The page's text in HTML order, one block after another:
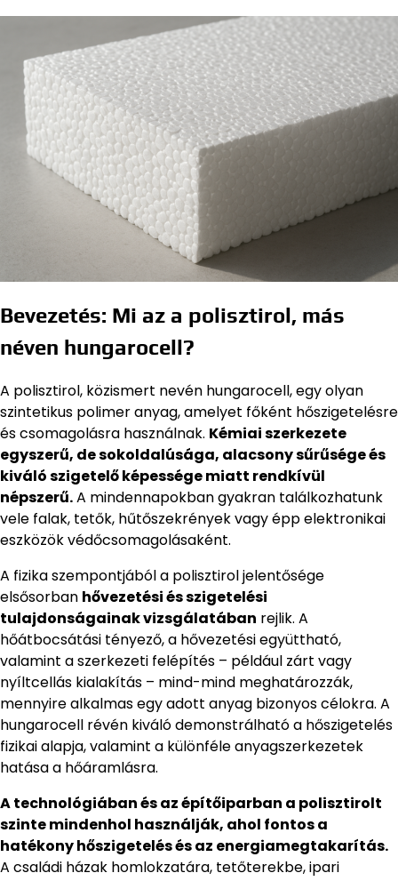
Bevezetés: Mi az a polisztirol, más
néven hungarocell?
A polisztirol, közismert nevén hungarocell, egy olyan
szintetikus polimer anyag, amelyet főként hőszigetelésre
és csomagolásra használnak. Kémiai szerkezete
egyszerű, de sokoldalúsága, alacsony sűrűsége és
kiváló szigetelő képessége miatt rendkívül
népszerű.A mindennapokban gyakran találkozhatunk
vele falak, tetők, hűtőszekrények vagy épp elektronikai
eszközök védőcsomagolásaként.
A fizika szempontjából a polisztirol jelentősége
elsősorban hővezetési és szigetelési
tulajdonságainak vizsgálatában rejlik. A
hőátbocsátási tényező, a hővezetési együttható,
valamint a szerkezeti felépítés – például zárt vagy
nyíltcellás kialakítás – mind-mind meghatározzák,
mennyire alkalmas egy adott anyag bizonyos célokra. A
hungarocell révén kiváló demonstrálható a hőszigetelés
fizikai alapja, valamint a különféle anyagszerkezetek
hatása a hőáramlásra.
A technológiában és az építőiparban a polisztirolt
szinte mindenhol használják, ahol fontos a
hatékony hőszigetelés és az energiamegtakarítás.
A családi házak homlokzatára, tetőterekbe, ipari